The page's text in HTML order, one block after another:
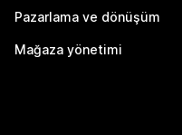
Pazarlama ve dönüşüm
Mağaza yönetimi